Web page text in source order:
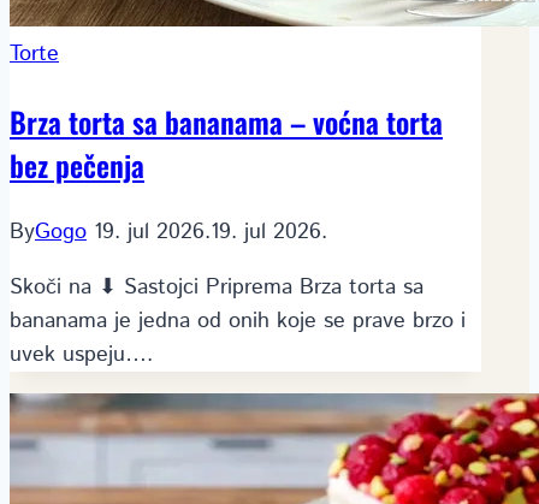
Torte
Brza torta sa bananama – voćna torta
bez pečenja
ByGogo 19. jul 2026.19. jul 2026.
Skoči na ⬇ Sastojci Priprema Brza torta sa
bananama je jedna od onih koje se prave brzo i
uvek uspeju….